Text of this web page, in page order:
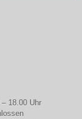
– 18.00 Uhr